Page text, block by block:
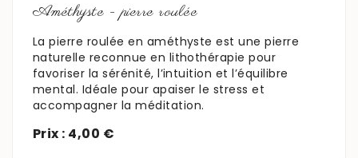
Améthyste - pierre roulée
La pierre roulée en améthyste est une pierre
naturelle reconnue en lithothérapie pour
favoriser la sérénité, l’intuition et l’équilibre
mental. Idéale pour apaiser le stress et
accompagner la méditation.
Prix : 4,00 €